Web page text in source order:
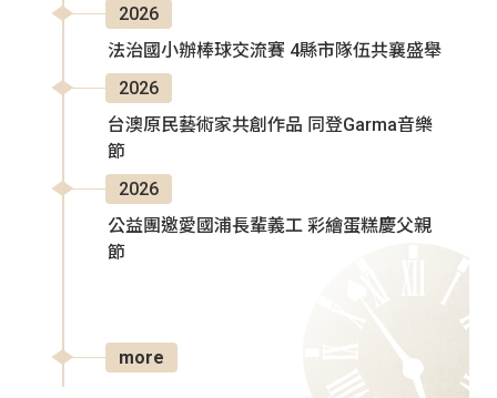
2026
法治國小辦棒球交流賽 4縣市隊伍共襄盛舉
2026
台澳原民藝術家共創作品 同登Garma音樂
節
2026
公益團邀愛國浦長輩義工 彩繪蛋糕慶父親
節
more